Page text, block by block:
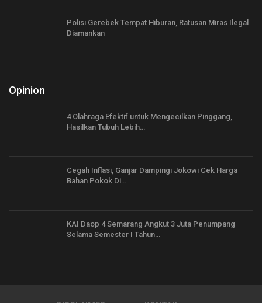
Polisi Gerebek Tempat Hiburan, Ratusan Miras Ilegal
Diamankan
Opinion
4 Olahraga Efektif untuk Mengecilkan Pinggang,
Hasilkan Tubuh Lebih…
Cegah Inflasi, Ganjar Dampingi Jokowi Cek Harga
Bahan Pokok Di…
KAI Daop 4 Semarang Angkut 3 Juta Penumpang
Selama Semester I Tahun…